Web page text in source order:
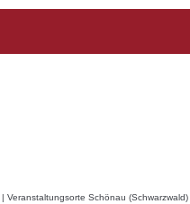
| Veranstaltungsorte Schönau